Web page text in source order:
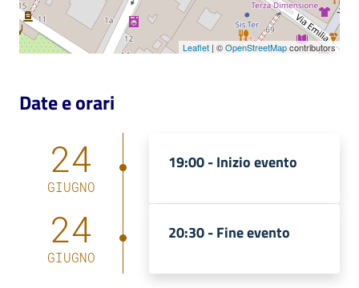
Leaflet | ©OpenStreetMapcontributors
Date e orari
24
GIUGNO
19:00 -Inizio evento
24
GIUGNO
20:30 -Fine evento